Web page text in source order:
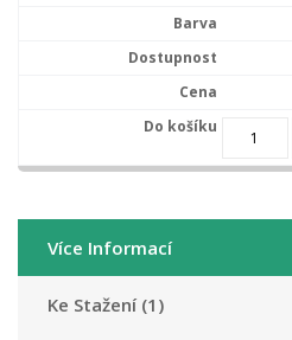
Více Informací
Ke Stažení (1)